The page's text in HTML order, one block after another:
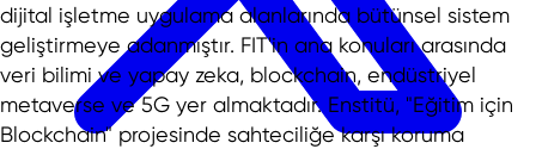
dijital işletme uygulama alanlarında bütünsel sistem
geliştirmeye adanmıştır. FIT'in ana konuları arasında
veri bilimi ve yapay zeka, blockchain, endüstriyel
metaverse ve 5G yer almaktadır. Enstitü, "Eğitim için
Blockchain" projesinde sahteciliğe karşı koruma